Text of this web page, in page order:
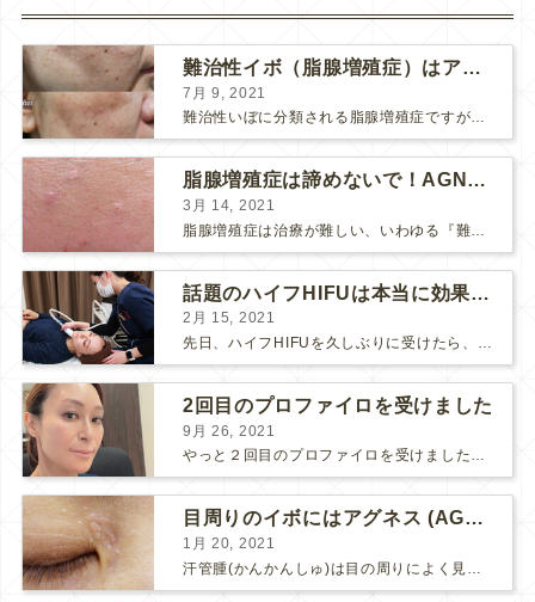
難治性イボ（脂腺増殖症）はアグネスAGNESが効果的です！
7月 9, 2021
難治性いぼに分類される脂腺増殖症ですが、脂腺増殖症はAGNESアグネスにとても良く反応して、きれいに治すことができます。 ↑ 脂腺増殖症をアグネスAGNESで３回治療した1ヶ月後の写真です。...
脂腺増殖症は諦めないで！AGNESアグネス治療でツルツル肌に！
3月 14, 2021
話題のハイフHIFUは本当に効果があるのか？
2月 15, 2021
先日、ハイフHIFUを久しぶりに受けたら、顔の調子がとても良い感じです♪ 私はハイフHIFU後はいつも３日位、人には気付かれない程度に軽く腫れて、その後、グングンと顔が引き締まります。 ...
2回目のプロファイロを受けました
9月 26, 2021
やっと２回目のプロファイロを受けました。 ↑ 写真はプロファイロ翌日です。 この距離の写真では凹凸は映らないですし、 実物も、首がよく見ると凹凸が残っている位で、 それも３日で...
目周りのイボにはアグネス (AGNES）が効く！（ほぼ）ノーダウンタイムのイボ治療
1月 20, 2021